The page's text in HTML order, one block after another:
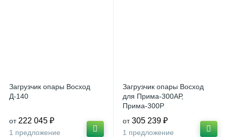
Загрузчик опары Восход
Д-140
от 222 045 ₽
1 предложение
Загрузчик опары Восход
для Прима-300АР,
Прима-300Р
от 305 239 ₽
1 предложение